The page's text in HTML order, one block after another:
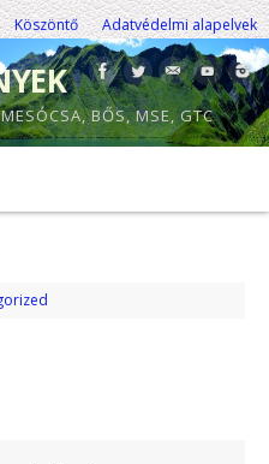
Köszöntő Adatvédelmi alapelvek
BŐS, MSE, GTC